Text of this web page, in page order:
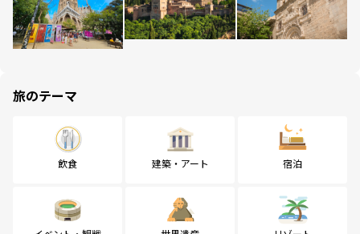
旅のテーマ
飲食 建築・アート 宿泊